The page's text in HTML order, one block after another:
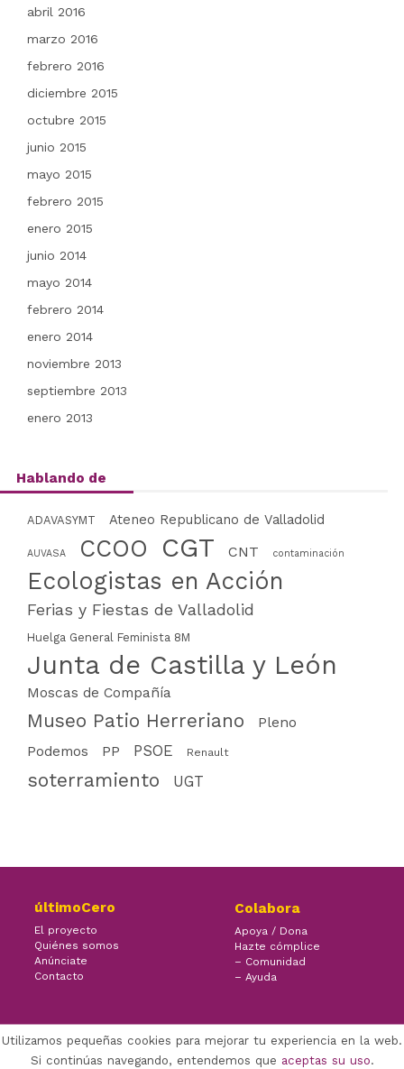
abril 2016
marzo 2016
febrero 2016
diciembre 2015
octubre 2015
junio 2015
mayo 2015
febrero 2015
enero 2015
junio 2014
mayo 2014
febrero 2014
enero 2014
noviembre 2013
septiembre 2013
enero 2013
Hablando de
ADAVASYMT Ateneo Republicano de Valladolid
AUVASA CCOO CGT CNT contaminación
Ecologistas en Acción
Ferias y Fiestas de Valladolid
Huelga General Feminista 8M
Junta de Castilla y León
Moscas de Compañía
Museo Patio Herreriano
Pleno
Podemos
PP PSOE Renault
soterramiento UGT
últimoCero
El proyecto
Quiénes somos
Anúnciate
Contacto
Colabora
Apoya / Dona
Hazte cómplice
– Comunidad
– Ayuda
Facebook Twitter Youtube
Utilizamos pequeñas cookies para mejorar tu experiencia en la web.
Si continúas navegando, entendemos que aceptas su uso.